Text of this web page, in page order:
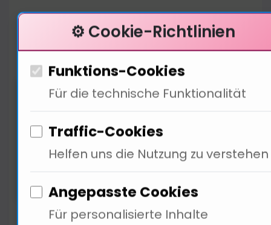
Politische Dimensionen der
Technologie
Technologie hat die Macht,
⚙️ Cookie-Richtlinien
Funktions-Cookies
Für die technische Funktionalität
Traffic-Cookies
Helfen uns die Nutzung zu verstehen
Angepasste Cookies
Für personalisierte Inhalte